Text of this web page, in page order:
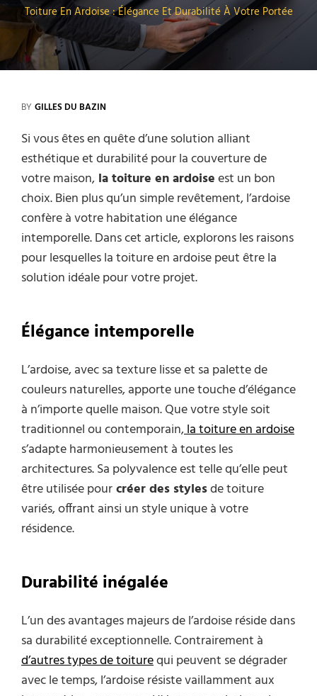
Toiture En Ardoise : Élégance Et Durabilité À Votre Portée
BY GILLES DU BAZIN
Si vous êtes en quête d’une solution alliant
esthétique et durabilité pour la couverture de
votre maison, la toiture en ardoiseest un bon
choix. Bien plus qu’un simple revêtement, l’ardoise
confère à votre habitation une élégance
intemporelle. Dans cet article, explorons les raisons
pour lesquelles la toiture en ardoise peut être la
solution idéale pour votre projet.
Élégance intemporelle
L’ardoise, avec sa texture lisse et sa palette de
couleurs naturelles, apporte une touche d’élégance
à n’importe quelle maison. Que votre style soit
traditionnel ou contemporain,la toiture en ardoise
s’adapte harmonieusement à toutes les
architectures. Sa polyvalence est telle qu’elle peut
être utilisée pourcréer des stylesde toiture
variés, offrant ainsi un style unique à votre
résidence.
Durabilité inégalée
L’un des avantages majeurs de l’ardoise réside dans
sa durabilité exceptionnelle. Contrairement à
d’autres typesde toiturequi peuvent se dégrader
avec le temps, l’ardoise résiste vaillamment aux